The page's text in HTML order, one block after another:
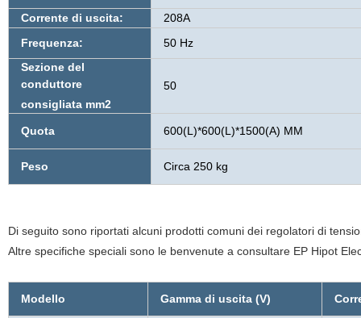
Corrente di uscita:
208A
Frequenza:
50 Hz
Sezione del
conduttore
consigliata mm2
50
Quota 600(L)*600(L)*1500(A) MM
Peso Circa 250 kg
Di seguito sono riportati alcuni prodotti comuni dei regolatori di
Altre specifiche speciali sono le benvenute a consultare EP Hipot
Modello Gamma di uscita (V)